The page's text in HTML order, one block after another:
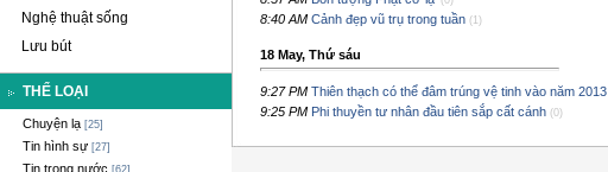
Nghệ thuật sống
Lưu bút
THỂ LOẠI
Chuyện lạ [25]
Tin hình sự [27]
Tin trong nước [62]
8:40 AM Cảnh đẹp vũ trụ trong tuần (1)
18 May, Thứ sáu
9:27 PM Thiên thạch có thể đâm trúng vệ tinh vào năm 2013
9:25 PM Phi thuyền tư nhân đầu tiên sắp cất cánh (0)